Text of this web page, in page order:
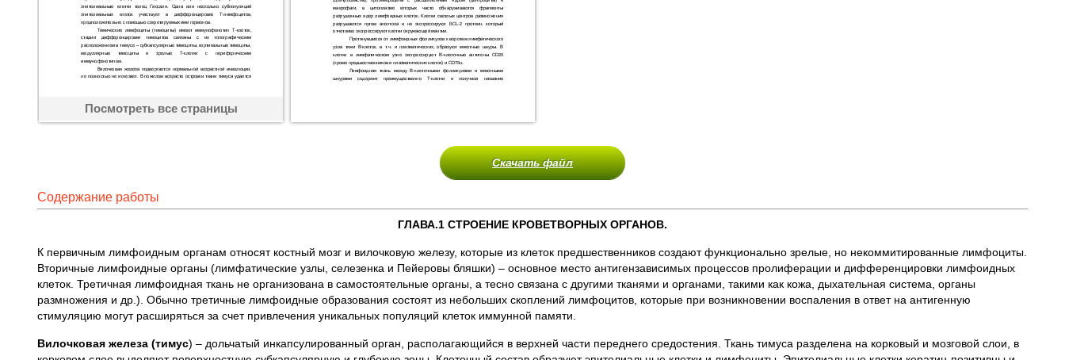
Посмотреть все страницы
Скачать файл
Содержание работы
ГЛАВА.1 СТРОЕНИЕ КРОВЕТВОРНЫХ ОРГАНОВ.
К первичным лимфоидным органам относят костный мозг и вилочковую железу, которые из клеток предшественников создают функционально зрелые, но некоммитированные лимфоциты.
Вторичные лимфоидные органы (лимфатические узлы, селезенка и Пейеровы бляшки) – основное место антигензависимых процессов пролиферации и дифференцировки лимфоидных
клеток. Третичная лимфоидная ткань не организована в самостоятельные органы, а тесно связана с другими тканями и органами, такими как кожа, дыхательная система, органы
размножения и др.). Обычно третичные лимфоидные образования состоят из небольших скоплений лимфоцитов, которые при возникновении воспаления в ответ на антигенную
стимуляцию могут расширяться за счет привлечения уникальных популяций клеток иммунной памяти.
Вилочковая железа (тимус) – дольчатый инкапсулированный орган, располагающийся в верхней части переднего средостения. Ткань тимуса разделена на корковый и мозговой слои, в